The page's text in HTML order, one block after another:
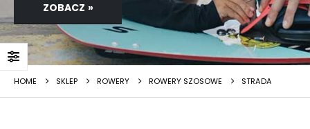
ZOBACZ »
HOME SKLEP ROWERY ROWERY SZOSOWE STRADA